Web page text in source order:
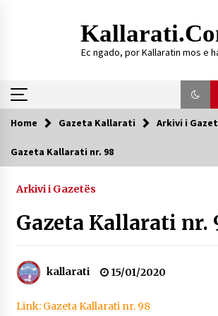
Ec ngado, por Kallaratin mos e
Te rejat
SHOQATËS “KALLARATI”
Gazeta Kallarati nr. 118
SI U ARRIT TË REALIZOHEJ PERLA FOLKLORIKE
“JANINËS Ç’I PANË SYTË”
06/06/2026
Home Gazeta Kallarati Arkivi i
Gazeta Kallarati nr. 98
Arkivi i Gazetës
Gazeta Kallarati nr.
kallarati 15/01/2020
Link: Gazeta Kallarati nr. 98